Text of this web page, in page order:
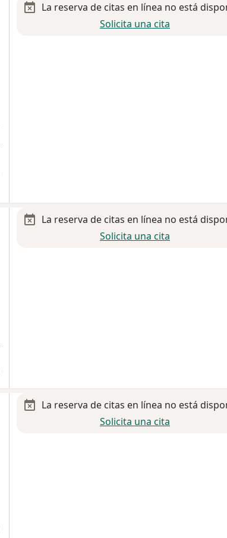
La reserva de citas en línea no está
Solicita una cita
La reserva de citas en línea no está
Solicita una cita
La reserva de citas en línea no está
Solicita una cita